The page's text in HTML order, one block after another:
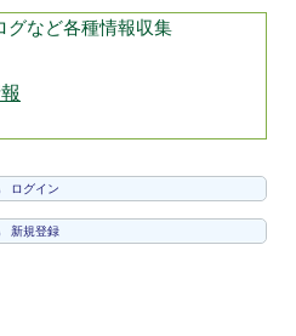
グなど各種情報収集
ログイン
新規登録